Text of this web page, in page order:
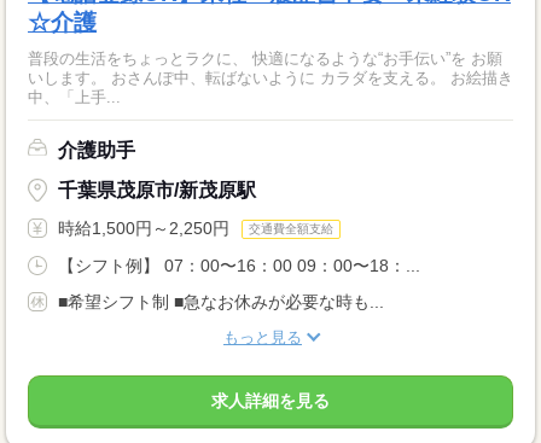
☆介護
普段の生活をちょっとラクに、 快適になるような“お手伝い”を お願
いします。 おさんぽ中、転ばないように カラダを支える。 お絵描き
中、「上手...
介護助手
千葉県茂原市/新茂原駅
時給1,500円～2,250円 交通費全額支給
【シフト例】 07：00〜16：00 09：00〜18：...
■希望シフト制 ■急なお休みが必要な時も...
もっと見る
求人詳細を見る